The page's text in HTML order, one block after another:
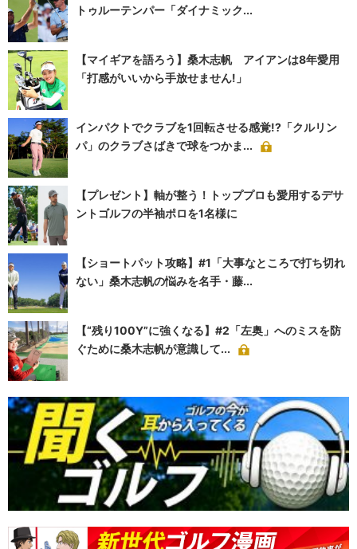
トゥルーテンパー「ダイナミック...
【マイギアを語ろう】桑木志帆 アイアンは8年愛用
「打感がいいから手放せません!」
インパクトでクラブを1回転させる感覚!?「クルリン
パ」のクラブさばきで球をつかま...
【プレゼント】軸が整う！トッププロも愛用するデサ
ントゴルフの半袖ポロを1名様に
【ショートパット攻略】#1「大事なところで打ち切れ
ない」桑木志帆の悩みを名手・藤...
【“残り100Y”に強くなる】#2「左奥」へのミスを防
ぐために桑木志帆が意識して...